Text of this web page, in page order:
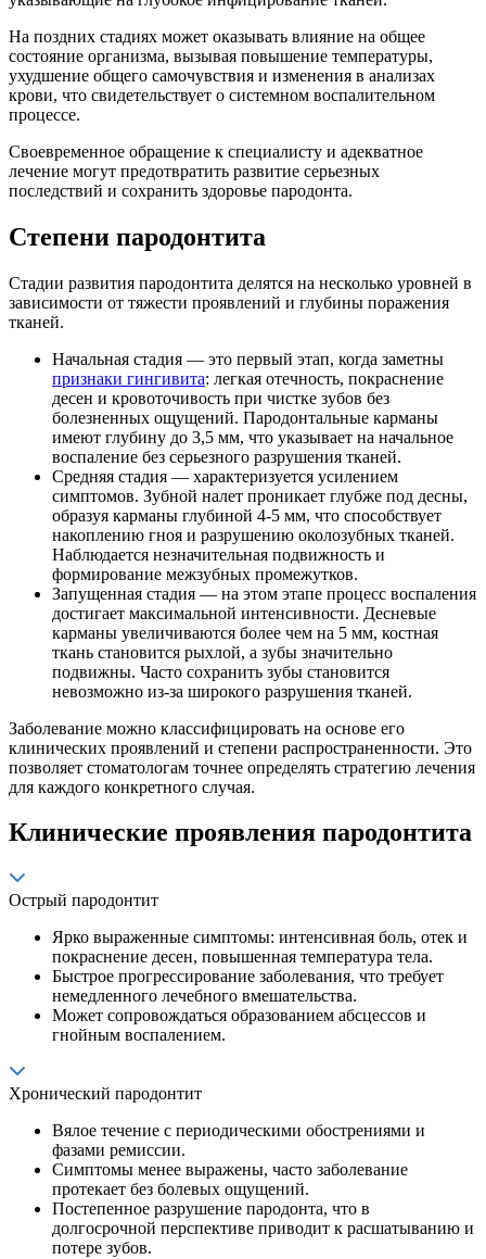
На поздних стадиях может оказывать влияние на общее
состояние организма, вызывая повышение температуры,
ухудшение общего самочувствия и изменения в анализах
крови, что свидетельствует о системном воспалительном
процессе.
Своевременное обращение к специалисту и адекватное
лечение могут предотвратить развитие серьезных
последствий и сохранить здоровье пародонта.
Степени пародонтита
Стадии развития пародонтита делятся на несколько уровней в
зависимости от тяжести проявлений и глубины поражения
тканей.
Начальная стадия — это первый этап, когда заметны
признаки гингивита: легкая отечность, покраснение
десен и кровоточивость при чистке зубов без
болезненных ощущений. Пародонтальные карманы
имеют глубину до 3,5 мм, что указывает на начальное
воспаление без серьезного разрушения тканей.
Средняя стадия — характеризуется усилением
симптомов. Зубной налет проникает глубже под десны,
образуя карманы глубиной 4-5 мм, что способствует
накоплению гноя и разрушению околозубных тканей.
Наблюдается незначительная подвижность и
формирование межзубных промежутков.
Запущенная стадия — на этом этапе процесс воспаления
достигает максимальной интенсивности. Десневые
карманы увеличиваются более чем на 5 мм, костная
ткань становится рыхлой, а зубы значительно
подвижны. Часто сохранить зубы становится
невозможно из-за широкого разрушения тканей.
Заболевание можно классифицировать на основе его
клинических проявлений и степени распространенности. Это
позволяет стоматологам точнее определять стратегию лечения
для каждого конкретного случая.
Клинические проявления пародонтита
Острый пародонтит
Ярко выраженные симптомы: интенсивная боль, отек и
покраснение десен, повышенная температура тела.
Быстрое прогрессирование заболевания, что требует
немедленного лечебного вмешательства.
Может сопровождаться образованием абсцессов и
гнойным воспалением.
Хронический пародонтит
Вялое течение с периодическими обострениями и
фазами ремиссии.
Симптомы менее выражены, часто заболевание
протекает без болевых ощущений.
Постепенное разрушение пародонта, что в
долгосрочной перспективе приводит к расшатыванию и
потере зубов.